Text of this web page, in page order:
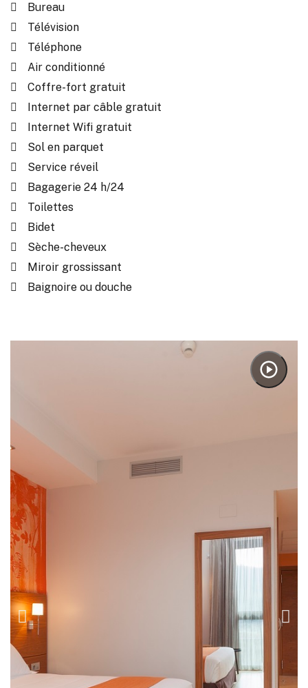
Bureau
Télévision
Téléphone
Air conditionné
Coffre-fort gratuit
Internet par câble gratuit
Internet Wifi gratuit
Sol en parquet
Service réveil
Bagagerie 24 h/24
Toilettes
Bidet
Sèche-cheveux
Miroir grossissant
Baignoire ou douche